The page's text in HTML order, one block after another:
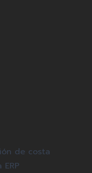
de costa